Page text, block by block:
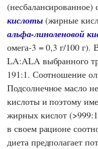
кислоты(жирные
альфа-линоленовой
омега-3 = 0,3 г/100 г).
LA:ALA выбранного
191:1. Соотношение
Подсолнечное масло
кислоты и поэтому
жирных кислот
в своем рационе
диета предполагает